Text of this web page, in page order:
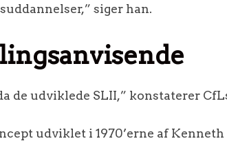
siger han.
de udviklede SLII,” konstaterer
udviklet i 1970’erne af